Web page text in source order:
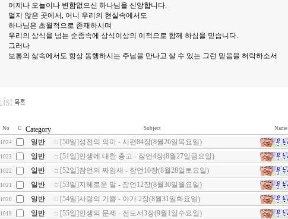
어제나 오늘이나 변함없으신 하나님을 신앙합니다.
멀지 않은 곳에서, 어니 우리의 현실속에서도
하나님은 초월적으로 존재하시며
우리의 상식을 넘는 순종속에 상식이상의 이적으로 함께 하심을 믿습니다.
그러나
보통의 삶속에서도 항상 동행하시는 주님을 만나고 살 수 있는 그런 믿음을 허락하소서
No C Category Subject Name
1024 일반 [50일]성전의 의미 - 시편84장(8월26일목요일)
1023 일반 [51일]인생에 대한 충고 - 잠언4장(8월27일금요일)
1022 일반 [52일]잠언의 짜임새 - 잠언10장(8월28일토요일)
1021 일반 [53일]지혜로운 말 - 잠언12장(8월30일월요일)
1020 일반 [54일]사랑의 기쁨 - 아가 2장(8월31일화요일)
1019 일반 [55일]인생의 문제 - 전도서3장(9월1일수요일)